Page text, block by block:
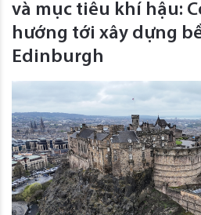
và mục tiêu khí hậu:
hướng tới xây dựng
Edinburgh